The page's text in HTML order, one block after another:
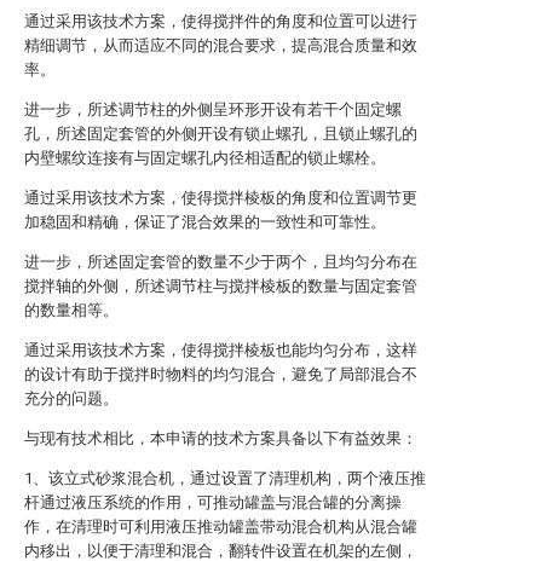
通过采用该技术方案，使得搅拌件的角度和位置可以进行
精细调节，从而适应不同的混合要求，提高混合质量和效
率。
进一步，所述调节柱的外侧呈环形开设有若干个固定螺
孔，所述固定套管的外侧开设有锁止螺孔，且锁止螺孔的
内壁螺纹连接有与固定螺孔内径相适配的锁止螺栓。
通过采用该技术方案，使得搅拌棱板的角度和位置调节更
加稳固和精确，保证了混合效果的一致性和可靠性。
进一步，所述固定套管的数量不少于两个，且均匀分布在
搅拌轴的外侧，所述调节柱与搅拌棱板的数量与固定套管
的数量相等。
通过采用该技术方案，使得搅拌棱板也能均匀分布，这样
的设计有助于搅拌时物料的均匀混合，避免了局部混合不
充分的问题。
与现有技术相比，本申请的技术方案具备以下有益效果：
1、该立式砂浆混合机，通过设置了清理机构，两个液压推
杆通过液压系统的作用，可推动罐盖与混合罐的分离操
作，在清理时可利用液压推动罐盖带动混合机构从混合罐
内移出，以便于清理和混合，翻转件设置在机架的左侧，